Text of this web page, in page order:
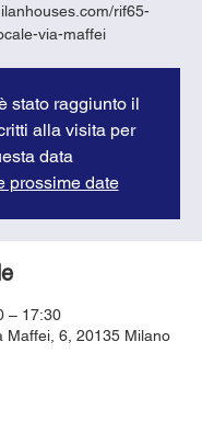
rif65-
via-maffei
stato raggiunto il
alla visita per
data
prossime date
– 17:30
Maffei, 6, 20135 Milano